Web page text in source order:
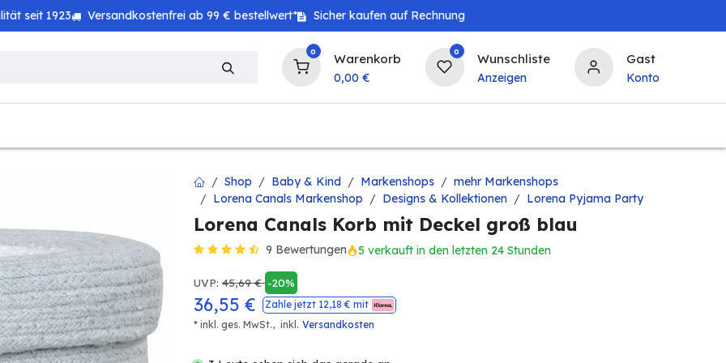
seit 1923 Versandkostenfrei ab 99 € bestellwert* Sicher kaufen auf Rechnung
0 Warenkorb
0,00 €
0 Wunschliste
Anzeigen
Gast
Konto
Shop Baby & Kind Markenshops
mehr Markenshops
Lorena Canals Markenshop
Designs & Kollektionen Lorena Pyjama Party
Lorena Canals Korb mit Deckel groß blau
9 Bewertungen 5 verkauft in den letzten 24 Stunden
UVP: 45,69€ -20%
36,55 € Zahle jetzt 12,18 € mit
* inkl. ges. MwSt., inkl . Versandkosten